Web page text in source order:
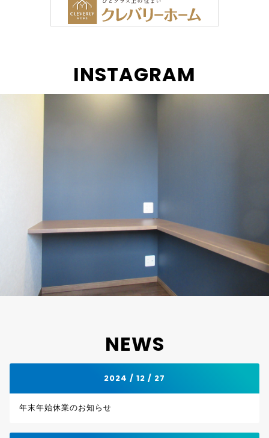
INSTAGRAM
NEWS
2024 / 12 / 27
年末年始休業のお知らせ